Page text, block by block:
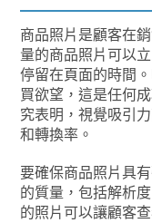
商品照片是顧客在
量的商品照片可以
停留在頁面的時間
買欲望，這是任何
究表明，視覺吸引
和轉換率。
要確保商品照片具
的質量，包括解析
的照片可以讓顧客